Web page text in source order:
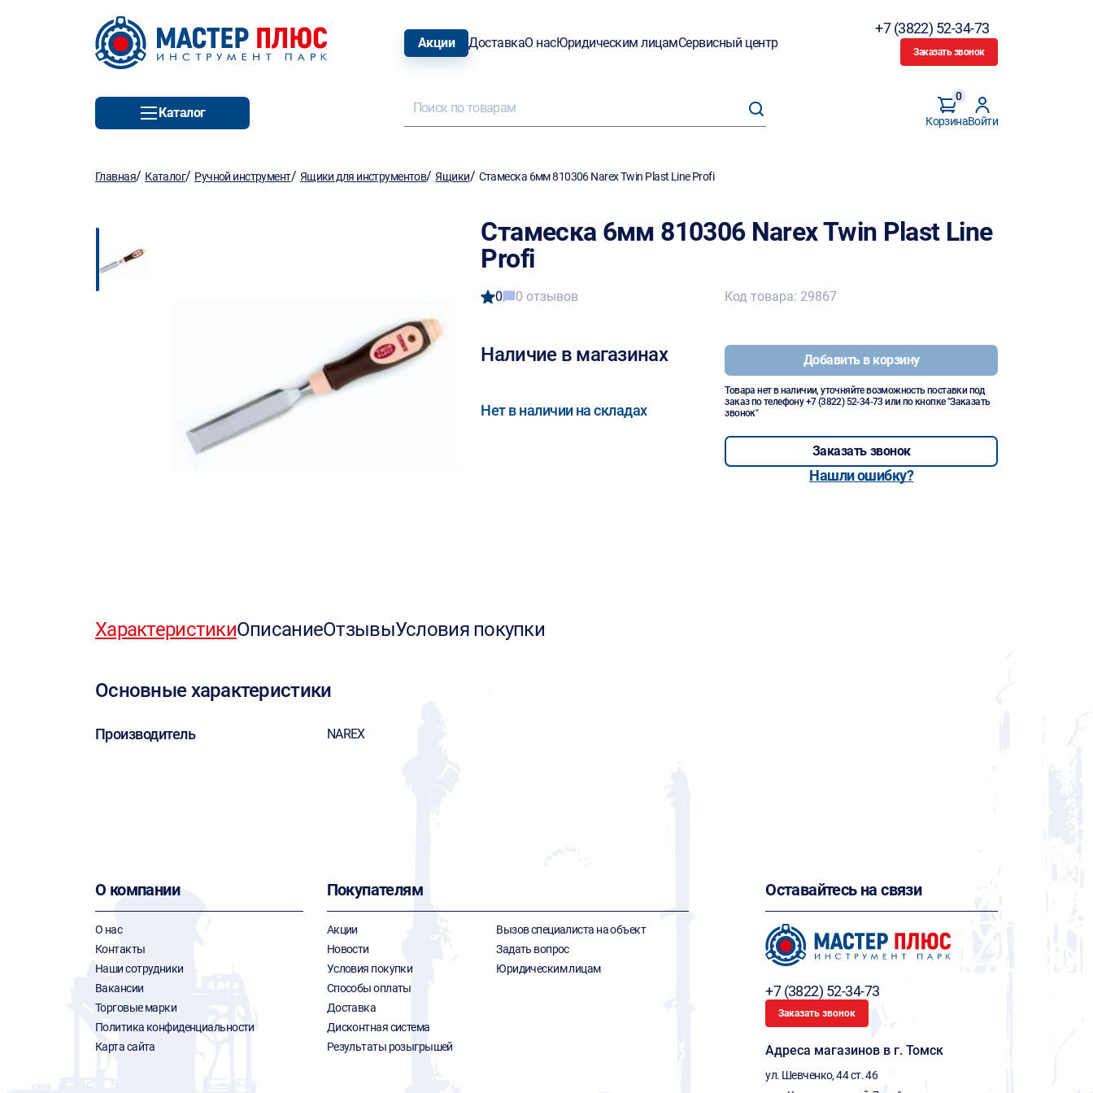
Акции ДоставкаО насЮридическим лицамСервисный центр
+7 (3822) 52-34-73
Заказать звонок
Каталог
Корзина
0
Войти
Главная/ Каталог/ Ручной инструмент/ Ящики для инструментов/Ящики/ Стамеска 6мм 810306 Narex Twin Plast Line Profi
Стамеска 6мм 810306 Narex Twin Plast Line
Profi
0 0 отзывов
Наличие в магазинах
Нет в наличии на складах
Код товара: 29867
Добавить в корзину
Товара нет в наличии, уточняйте возможность поставки под
заказ по телефону+7 (3822) 52-34-73 или по кнопке "Заказать
звонок"
Заказать звонок
Нашли ошибку?
ХарактеристикиОписаниеОтзывыУсловия покупки
Основные характеристики
Производитель NAREX
О компании
О нас
Контакты
Наши сотрудники
Вакансии
Торговые марки
Политика конфиденциальности
Карта сайта
Покупателям
Акции
Новости
Условия покупки
Способы оплаты
Доставка
Дисконтная система
Результаты розыгрышей
Вызов специалиста на объект
Задать вопрос
Юридическим лицам
Оставайтесь на связи
+7 (3822) 52-34-73
Заказать звонок
Адреса магазинов в г. Томск
ул. Шевченко, 44 ст. 46